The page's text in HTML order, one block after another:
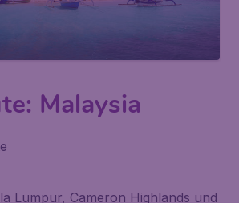
Malaysia
Lumpur, Cameron Highlands und